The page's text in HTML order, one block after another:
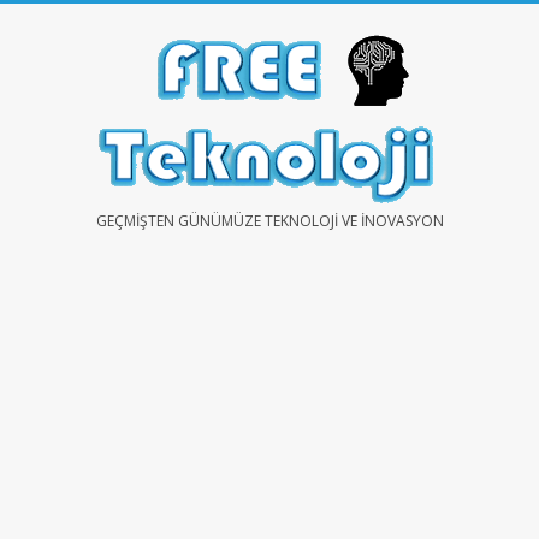
FREEGEÇMIŞTEN GÜNÜMÜZE TEKNOLOJI VE İNOVASYON